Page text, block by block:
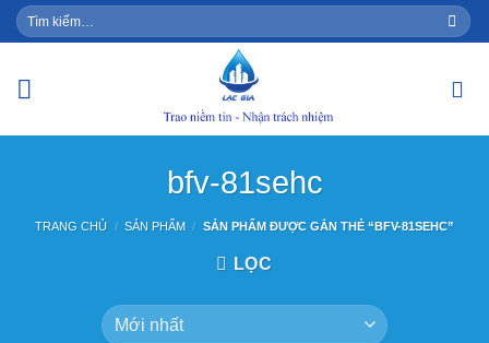
Skip
to
Tìm
kiếm:
bfv-81sehc
TRANG CHỦ / SẢN PHẨM / SẢN PHẨM ĐƯỢC GẮN THẺ “BFV-81SEHC”
LỌC